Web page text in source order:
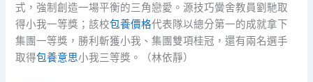
式，強制創造一場平衡的三角戀愛。源技巧黌舍教員劉馳取
得小我一等獎；該校包養價格代表隊以總分第一的成就拿下
集團一等獎，勝利斬獲小我、集團雙項桂冠，還有兩名選手
取得包養意思小我三等獎。（林依靜）